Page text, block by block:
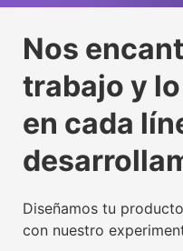
propulsora
Conoce nuestra
usuarios y
Conoce nuestra
oficial del Kit
Leer más
propulsora
Conoce nuestra
usuarios y
Conoce nuestra
oficial del Kit
Leer más
propulsora
Conoce nuestra
usuarios y
Conoce nuestra
oficial del Kit
Leer más
Nos
trabajo y
en cada
Diseñamos tu
con nuestro